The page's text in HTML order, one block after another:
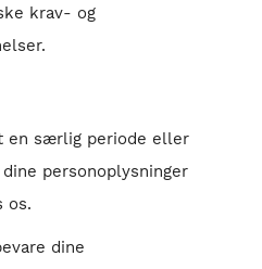
krav- og
en særlig periode eller
personoplysninger
os.
dine